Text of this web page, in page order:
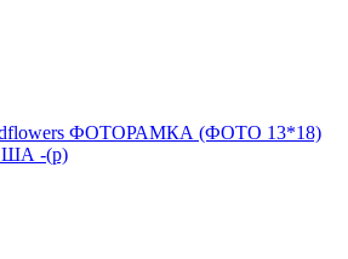
ФОТОРАМКА (ФОТО 13*18)
-(р)